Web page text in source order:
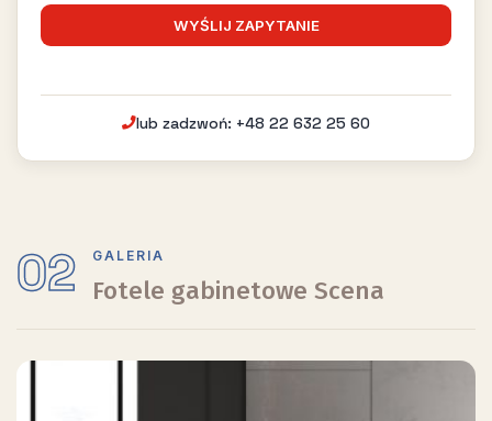
lub zadzwoń: +48 22 632 25 60
02 GALERIA
Fotele gabinetowe Scena